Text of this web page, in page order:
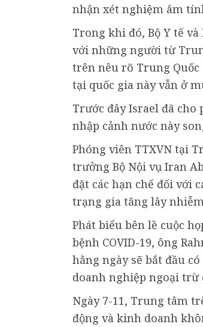
nhận xét nghiệm âm
Trong khi đó, Bộ Y tế
với những người từ
trên nêu rõ Trung Quốc
tại quốc gia này vẫn ở
Trước đây Israel đã
nhập cảnh nước này
Phóng viên TTXVN tại
trưởng Bộ Nội vụ Iran
đặt các hạn chế đối với
trạng gia tăng lây nhiễm
Phát biểu bên lề cuộc
bệnh COVID-19, ông
hằng ngày sẽ bắt đầu
doanh nghiệp ngoại trừ
Ngày 7-11, Trung tâm
động và kinh doanh